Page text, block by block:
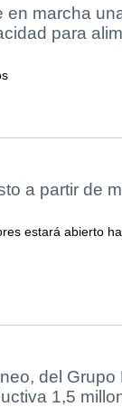
en marcha
para
a partir de
estará abierto
del Grupo
1,5